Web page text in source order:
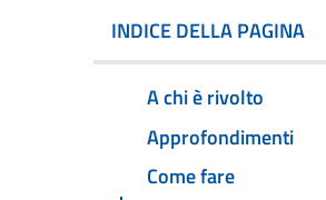
INDICE DELLA PAGINA
A chi è rivolto
Approfondimenti
Come fare